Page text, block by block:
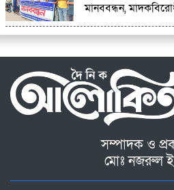
মানববন্ধন,
সম্পাদক ও
মোঃ নজরুল